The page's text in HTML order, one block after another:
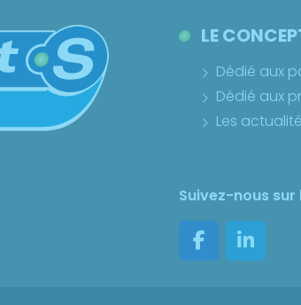
LE
Dédié aux
Dédié aux
Les
Suivez-nous